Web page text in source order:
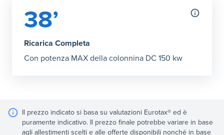
38’
Ricarica Completa
Con potenza MAX della colonnina DC 150 kw
Il prezzo indicato si basa su valutazioni Eurotax® ed è
puramente indicativo. Il prezzo finale potrebbe variare in base
agli allestimenti scelti e alle offerte disponibili nonché in base